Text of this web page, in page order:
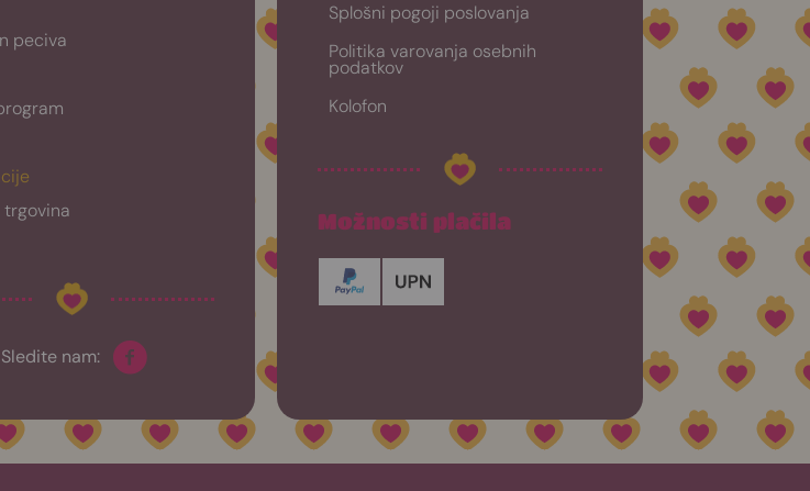
Sledite nam:
peciva
trgovina
Splošni pogoji poslovanja
Politika varovanja osebnih
podatkov
Kolofon
Možnosti plačila